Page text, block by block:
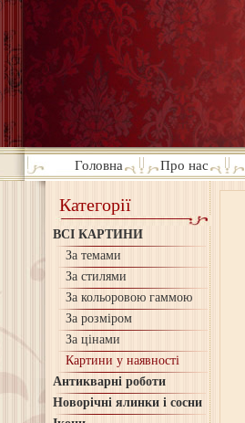
Головна Про нас
Категорії
ВСІ КАРТИНИ
За темами
За стилями
За кольоровою гаммою
За розміром
За цінами
Картини у наявності
Антикварні роботи
Новорічні ялинки і сосни